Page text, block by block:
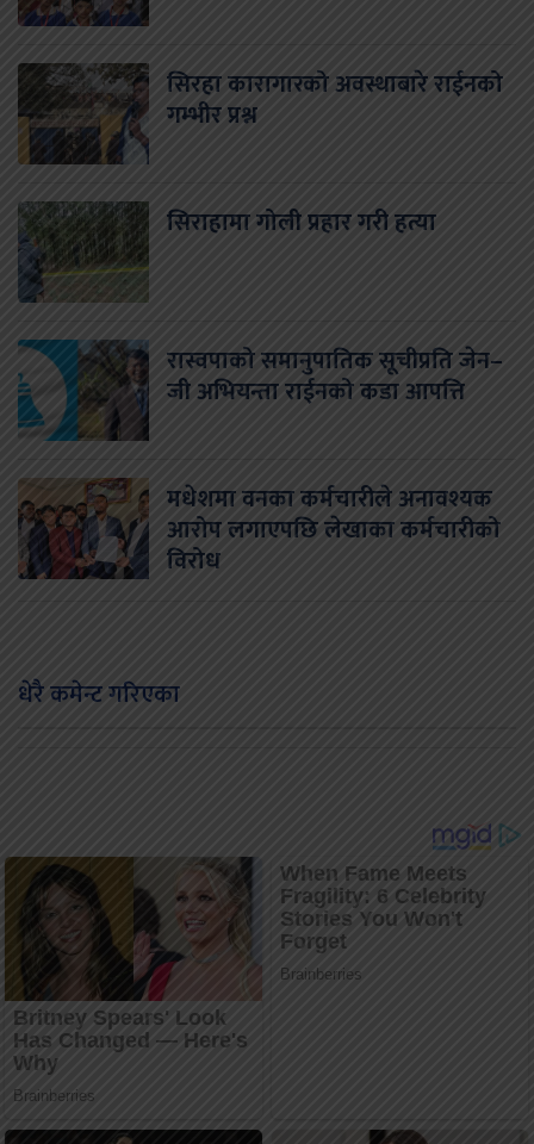
सिरहा कारागारको अवस्थाबारे राईनको
गम्भीर प्रश्न
सिराहामा गोली प्रहार गरी हत्या
रास्वपाको समानुपातिक सूचीप्रति जेन–
जी अभियन्ता राईनको कडा आपत्ति
मधेशमा वनका कर्मचारीले अनावश्यक
आरोप लगाएपछि लेखाका कर्मचारीको
विरोध
धेरै कमेन्ट गरिएका